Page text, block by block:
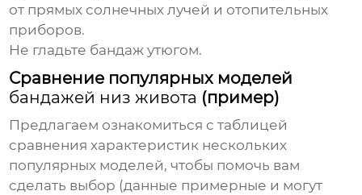
от прямых солнечных лучей и отопительных
приборов.
Не гладьте бандаж утюгом.
Сравнение популярных моделей
бандажей низ живота (пример)
Предлагаем ознакомиться с таблицей
сравнения характеристик нескольких
популярных моделей, чтобы помочь вам
сделать выбор (данные примерные и могут